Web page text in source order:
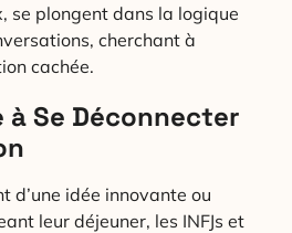
se plongent dans la logique
cherchant à
cachée.
à Se Déconnecter
d’une idée innovante ou
leur déjeuner, les INFJs et